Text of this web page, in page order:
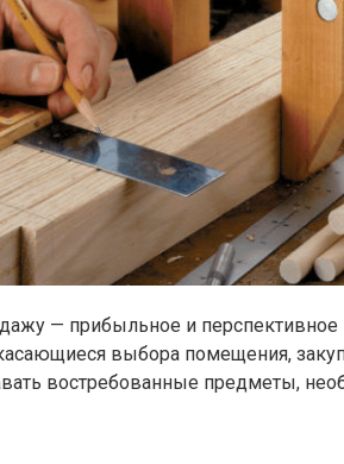
— прибыльное и перспективное
выбора помещения,
востребованные предметы,